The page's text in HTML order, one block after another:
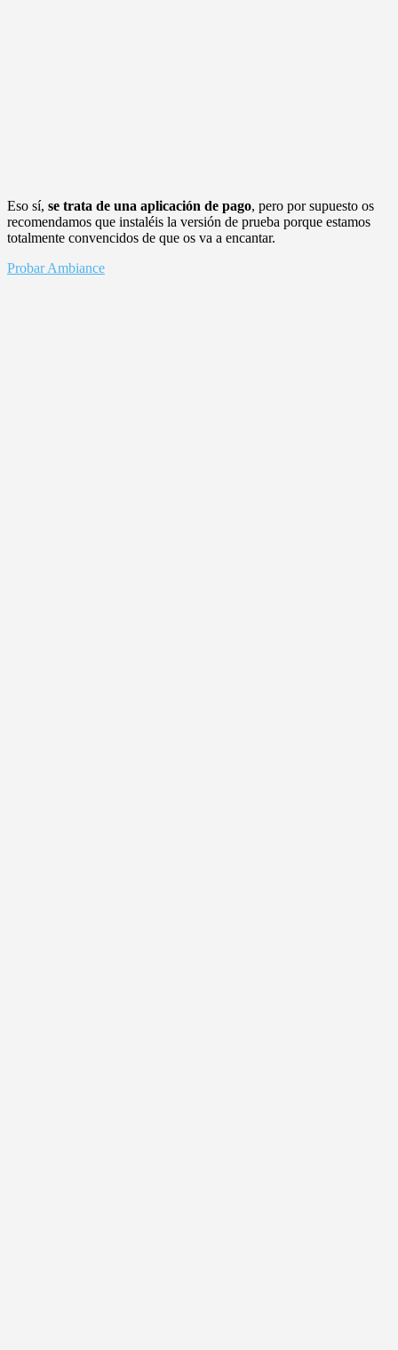
Eso sí, se trata de una aplicación de pago, pero por supuesto os
recomendamos que instaléis la versión de prueba porque estamos
totalmente convencidos de que os va a encantar.
Probar Ambiance